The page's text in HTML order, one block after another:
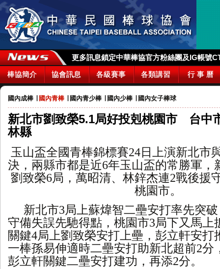
更多訊息鎖定中華棒協官方粉絲團及IG帳號
棒協簡介 協會訊息 各級賽事 各類講習 行 事 曆
國內成棒 國內青棒 國內青少棒 國內少棒 國內女子棒球
新北市劉致榮5.1局好投剋桃園市 台中
林縣
玉山盃全國青棒錦標賽24日上演新北市
決，兩縣市都是近6年玉山盃的常勝軍，
劉致榮6局，萬昭清、林鋅杰連2戰後援
桃園市。
新北市3局上蘇煒智二壘安打率先突
守備失誤先馳得點，桃園市3局下又馬上
關鍵4局上劉致榮安打上壘，彭立軒安打
一棒孫易伸適時二壘安打助新北超前2分
彭立軒關鍵二壘安打建功，再添2分。